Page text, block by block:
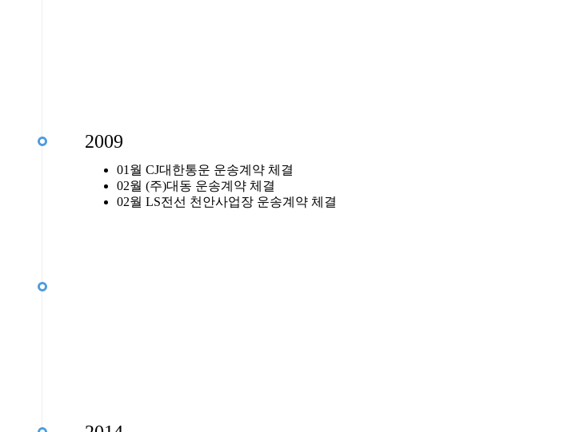
2009
01월 CJ대한통운 운송계약 체결
02월 (주)대동 운송계약 체결
02월 LS전선 천안사업장 운송계약 체결